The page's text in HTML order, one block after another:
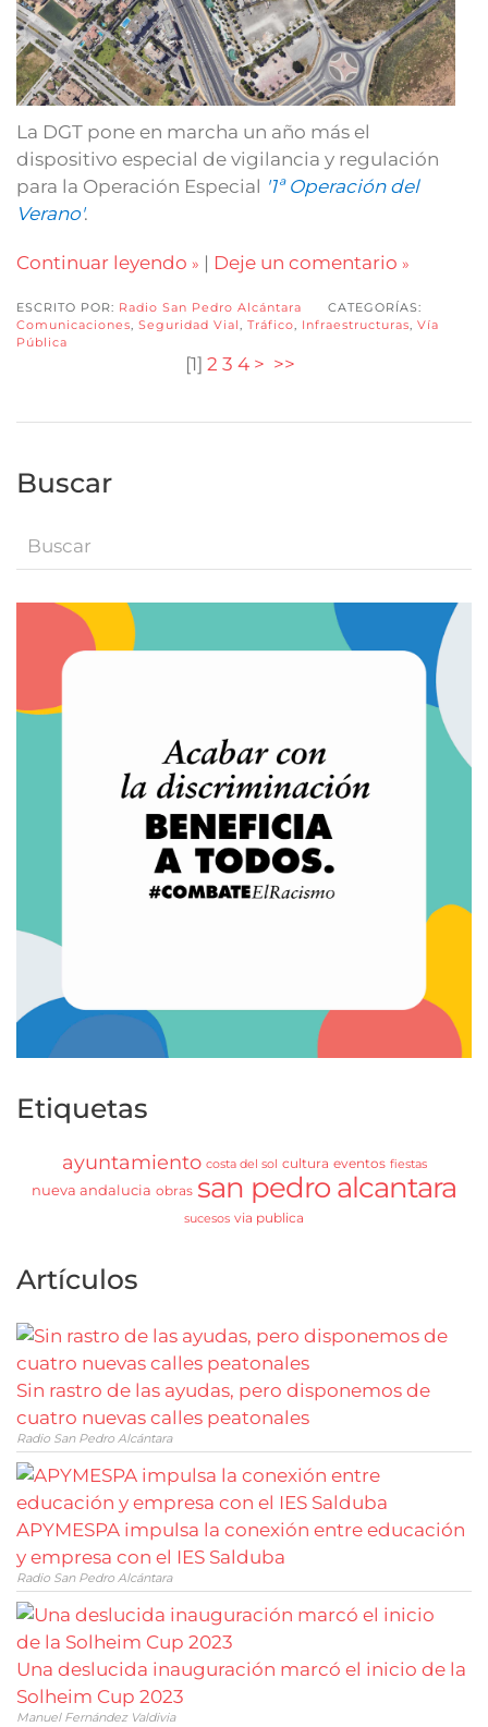
La DGT pone en marcha un año más el
dispositivo especial de vigilancia y regulación
para la Operación Especial '1ª Operación del
Verano'.
Continuar leyendo | Deje un comentario
ESCRITO POR: Radio San Pedro Alcántara
CATEGORÍAS:
Comunicaciones, Seguridad Vial, Tráfico, Infraestructuras, Vía
Pública
[1] 2 3 4 > >>
Buscar
Etiquetas
ayuntamiento costa del sol cultura eventos fiestas
nueva andalucia obras san pedro alcantara
sucesos via publica
Artículos
Sin rastro de las ayudas, pero disponemos de
cuatro nuevas calles peatonales
Radio San Pedro Alcántara
APYMESPA impulsa la conexión entre educación
y empresa con el IES Salduba
Radio San Pedro Alcántara
Una deslucida inauguración marcó el inicio de la
Solheim Cup 2023
Manuel Fernández Valdivia